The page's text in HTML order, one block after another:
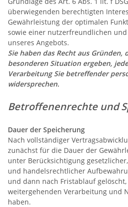
überwiegenden berechtigten
Gewährleistung der optimalen
sowie einer nutzerfreundlichen
unseres Angebots.
Sie haben das Recht aus Gründen,
besonderen Situation ergeben,
Verarbeitung Sie betreffender
widersprechen.
Betroffenenrechte und
Dauer der Speicherung
Nach vollständiger
zunächst für die Dauer der
unter Berücksichtigung
und handelsrechtlicher
und dann nach Fristablauf
weitergehenden Verarbeitung und
haben.